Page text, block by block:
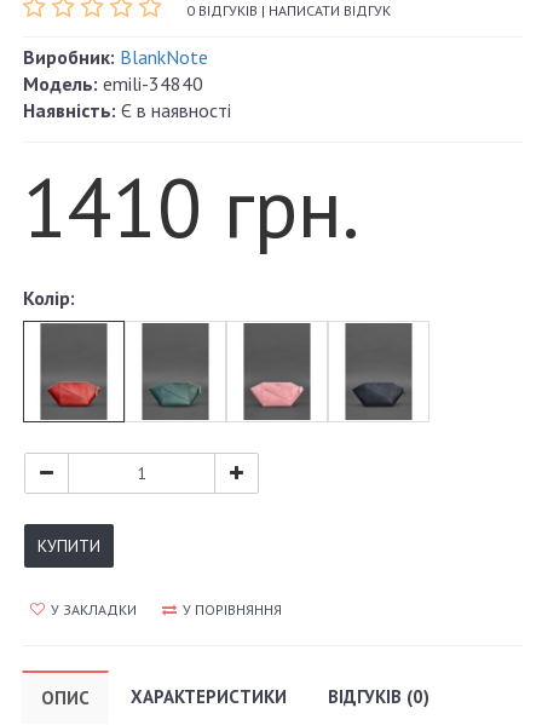
0 ВІДГУКІВ | НАПИСАТИ ВІДГУК
Виробник: BlankNote
Модель: emili-34840
Наявність: Є в наявності
1410 грн.
Колір:
КУПИТИ
У ЗАКЛАДКИ У ПОРІВНЯННЯ
ОПИС ХАРАКТЕРИСТИКИ ВІДГУКІВ (0)